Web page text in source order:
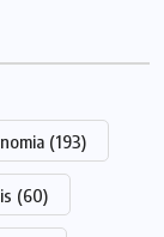
(193)
(60)